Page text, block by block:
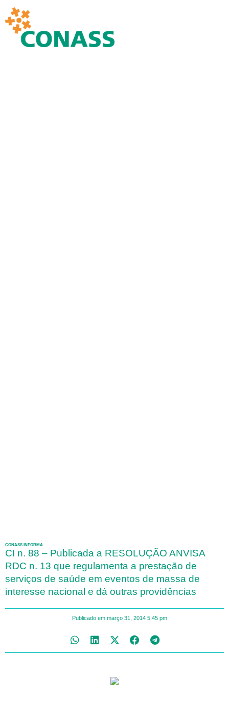
CONASS INFORMA
CI n. 88 – Publicada a RESOLUÇÃO ANVISA
RDC n. 13 que regulamenta a prestação de
serviços de saúde em eventos de massa de
interesse nacional e dá outras providências
Publicado em março 31, 2014 5:45 pm